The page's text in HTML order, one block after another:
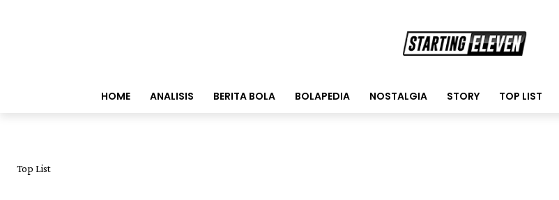
HOME ANALISIS BERITA BOLA BOLAPEDIA NOSTALGIA STORY TOP LIST
Top List